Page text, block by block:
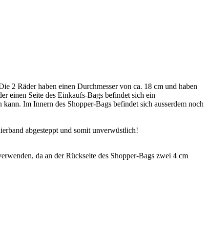
2 Räder haben einen Durchmesser von ca. 18 cm und haben
einen Seite des Einkaufs-Bags befindet sich ein
Im Innern des Shopper-Bags befindet sich ausserdem noch
abgesteppt und somit unverwüstlich!
da an der Rückseite des Shopper-Bags zwei 4 cm